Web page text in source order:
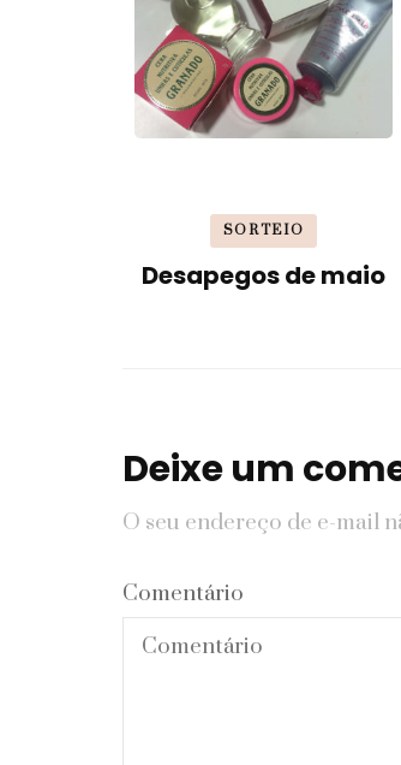
SORTEIO
Desapegos de maio
Deixe um
O seu endereço de e-mail
Comentário